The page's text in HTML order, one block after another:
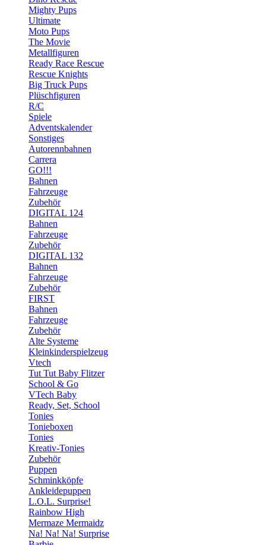
Mighty Pups
Ultimate
Moto Pups
The Movie
Metallfiguren
Ready Race Rescue
Rescue Knights
Big Truck Pups
Plüschfiguren
R/C
Spiele
Adventskalender
Sonstiges
Autorennbahnen
Carrera
GO!!!
Bahnen
Fahrzeuge
Zubehör
DIGITAL 124
Bahnen
Fahrzeuge
Zubehör
DIGITAL 132
Bahnen
Fahrzeuge
Zubehör
FIRST
Bahnen
Fahrzeuge
Zubehör
Alte Systeme
Kleinkinderspielzeug
Vtech
Tut Tut Baby Flitzer
School & Go
VTech Baby
Ready, Set, School
Tonies
Tonieboxen
Tonies
Kreativ-Tonies
Zubehör
Puppen
Schminkköpfe
Ankleidepuppen
L.O.L. Surprise!
Rainbow High
Mermaze Mermaidz
Na! Na! Na! Surprise